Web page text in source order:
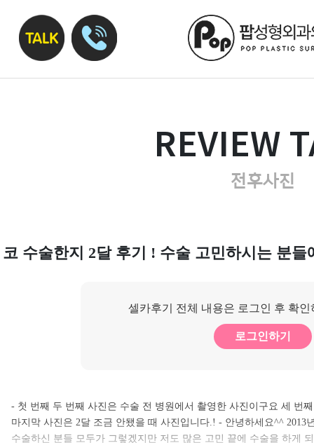
REVIEW
전후사진
코 수술한지 2달 후기 ! 수술 고민하시는 분
셀카후기 전체 내용은 로그인 후 확
로그인하기
- 첫 번째 두 번째 사진은 수술 전 병원에서 촬영한 사진이구요 세 번
마지막 사진은 2달 조금 안됐을 때 사진입니다.! - 안녕하세요^^ 2013
수술하신 분들 모두가 그렇겠지만 저도 많은 고민 끝에 수술을 하게